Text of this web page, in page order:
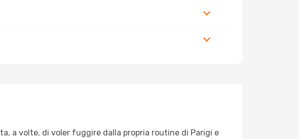
a volte, di voler fuggire dalla propria routine di Parigi e